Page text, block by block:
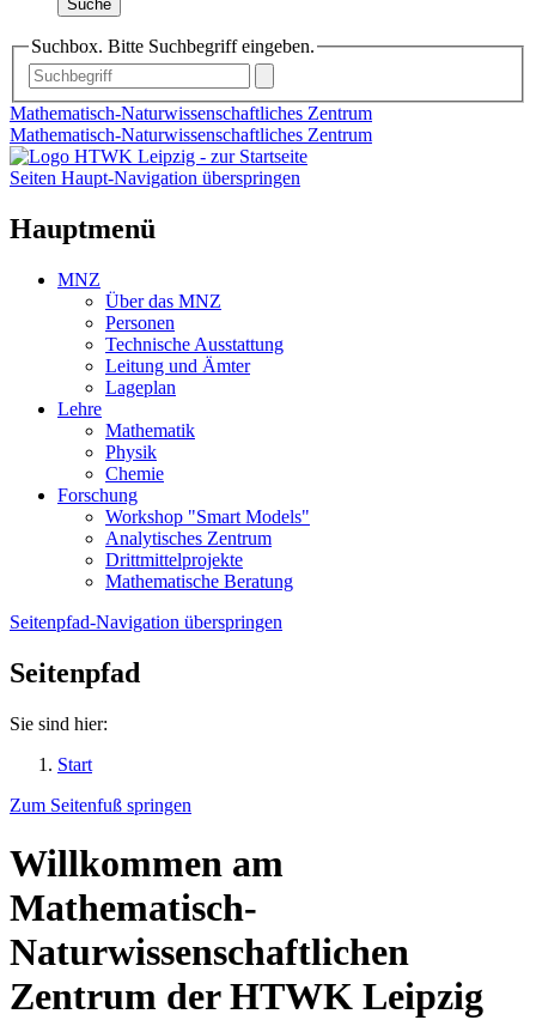
Suche
Suchbox. Bitte Suchbegriff eingeben.
Mathematisch-Naturwissenschaftliches Zentrum
Mathematisch-Naturwissenschaftliches Zentrum
Seiten Haupt-Navigation überspringen
Hauptmenü
MNZ
Über das MNZ
Personen
Technische Ausstattung
Leitung und Ämter
Lageplan
Lehre
Mathematik
Physik
Chemie
Forschung
Workshop "Smart Models"
Analytisches Zentrum
Drittmittelprojekte
Mathematische Beratung
Seitenpfad-Navigation überspringen
Seitenpfad
Sie sind hier:
Start
Zum Seitenfuß springen
Willkommen am
Mathematisch-
Naturwissenschaftlichen
Zentrum der HTWK Leipzig